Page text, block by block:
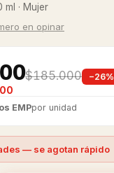
ml · Mujer
en opinar
$185.000 −26%
EMPpor unidad
— se agotan rápido